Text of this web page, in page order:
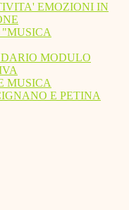
EMOZIONI IN
MODULO
MUSICA
E PETINA